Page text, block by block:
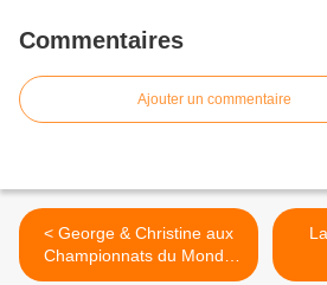
Commentaires
Ajouter un commentaire
< George & Christine aux
Championnats du Monde
de Duathlon les 24 et 25